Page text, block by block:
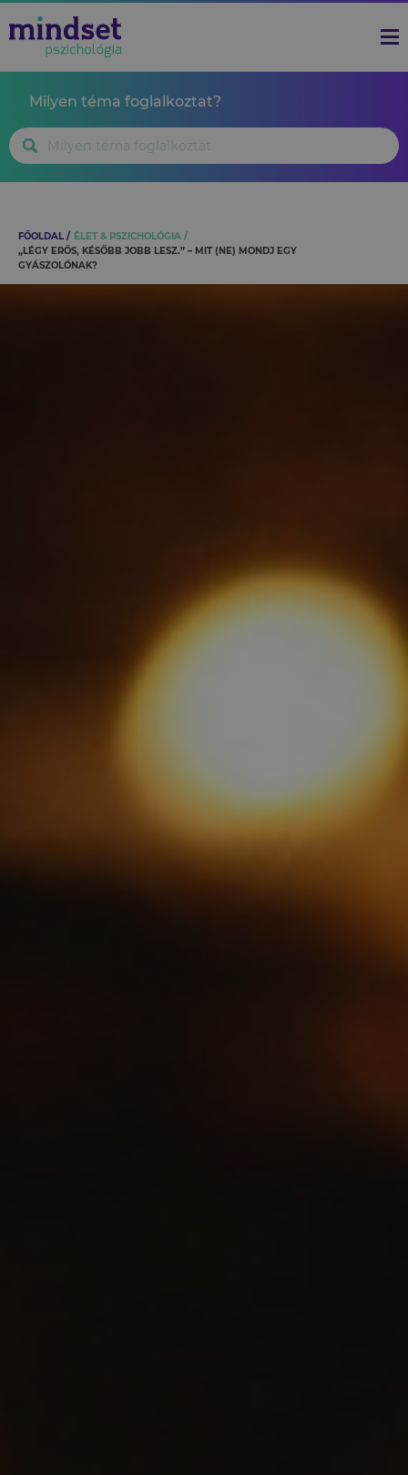
Milyen téma foglalkoztat?
FŐOLDAL
ÉLET & PSZICHOLÓGIA
„LÉGY ERŐS, KÉSŐBB JOBB LESZ.” – MIT (NE) MONDJ EGY
GYÁSZOLÓNAK?